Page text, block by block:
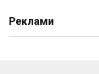
Реклами